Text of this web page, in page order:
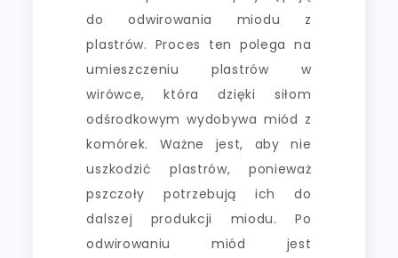
do odwirowania miodu z
plastrów. Proces ten polega na
umieszczeniu plastrów w
wirówce, która dzięki siłom
odśrodkowym wydobywa miód z
komórek. Ważne jest, aby nie
uszkodzić plastrów, ponieważ
pszczoły potrzebują ich do
dalszej produkcji miodu. Po
odwirowaniu miód jest